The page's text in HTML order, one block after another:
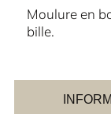
Moulure en
bille.